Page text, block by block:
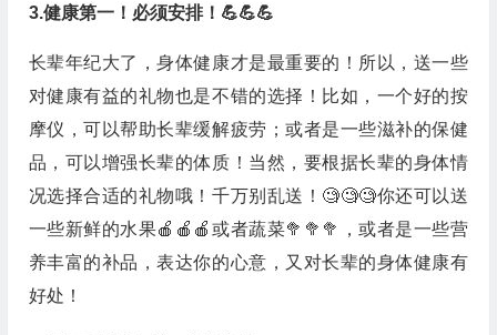
3.健康第一！必须安排！💪💪💪
长辈年纪大了，身体健康才是最重要的！所以，送一些
对健康有益的礼物也是不错的选择！比如，一个好的按
摩仪，可以帮助长辈缓解疲劳；或者是一些滋补的保健
品，可以增强长辈的体质！当然，要根据长辈的身体情
况选择合适的礼物哦！千万别乱送！🧐🧐🧐你还可以送
一些新鲜的水果🍎🍎🍎或者蔬菜🥦🥦🥦，或者是一些营
养丰富的补品，表达你的心意，又对长辈的身体健康有
好处！